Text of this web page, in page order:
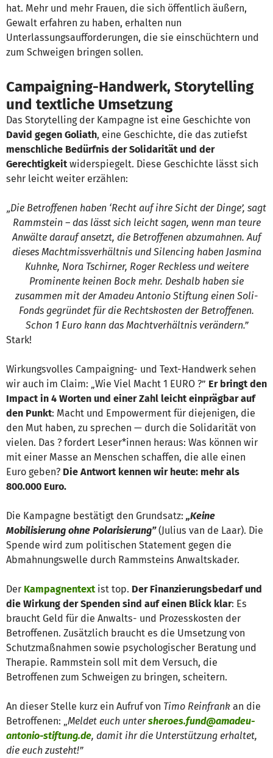
hat. Mehr und mehr Frauen, die sich öffentlich äußern,
Gewalt erfahren zu haben, erhalten nun
Unterlassungsaufforderungen, die sie einschüchtern und
zum Schweigen bringen sollen.
Campaigning-Handwerk, Storytelling
und textliche Umsetzung
Das Storytelling der Kampagne ist eine Geschichte von
David gegen Goliath, eine Geschichte, die das zutiefst
menschliche Bedürfnis der Solidarität und der
Gerechtigkeitwiderspiegelt. Diese Geschichte lässt sich
sehr leicht weiter erzählen:
„Die Betroffenen haben ‘Recht auf ihre Sicht der Dinge’, sagt
Rammstein – das lässt sich leicht sagen, wenn man teure
Anwälte darauf ansetzt, die Betroffenen abzumahnen. Auf
dieses Machtmissverhältnis und Silencing haben Jasmina
Kuhnke, Nora Tschirner, Roger Reckless und weitere
Prominente keinen Bock mehr. Deshalb haben sie
zusammen mit der Amadeu Antonio Stiftung einen Soli-
Fonds gegründet für die Rechtskosten der Betroffenen.
Schon 1 Euro kann das Machtverhältnis verändern.”
Stark!
Wirkungsvolles Campaigning- und Text-Handwerk sehen
wir auch im Claim: „Wie Viel Macht 1 EURO ?” Er bringt den
Impact in 4 Worten und einer Zahl leicht einprägbar auf
den Punkt: Macht und Empowerment für diejenigen, die
den Mut haben, zu sprechen — durch die Solidarität von
vielen. Das ? fordert Leser*innen heraus: Was können wir
mit einer Masse an Menschen schaffen, die alle einen
Euro geben? Die Antwort kennen wir heute: mehr als
800.000 Euro.
Die Kampagne bestätigt den Grundsatz: „Keine
Mobilisierung ohne Polarisierung”(Julius van de Laar). Die
Spende wird zum politischen Statement gegen die
Abmahnungswelle durch Rammsteins Anwaltskader.
Der Kampagnentextist top. Der Finanzierungsbedarf und
die Wirkung der Spenden sind auf einen Blick klar: Es
braucht Geld für die Anwalts- und Prozesskosten der
Betroffenen. Zusätzlich braucht es die Umsetzung von
Schutzmaßnahmen sowie psychologischer Beratung und
Therapie. Rammstein soll mit dem Versuch, die
Betroffenen zum Schweigen zu bringen, scheitern.
An dieser Stelle kurz ein Aufruf von Timo Reinfrank an die
Betroffenen: „Meldet euch untersheroes.fund@amadeu-
antonio-stiftung.de, damit ihr die Unterstützung erhaltet,
die euch zusteht!”